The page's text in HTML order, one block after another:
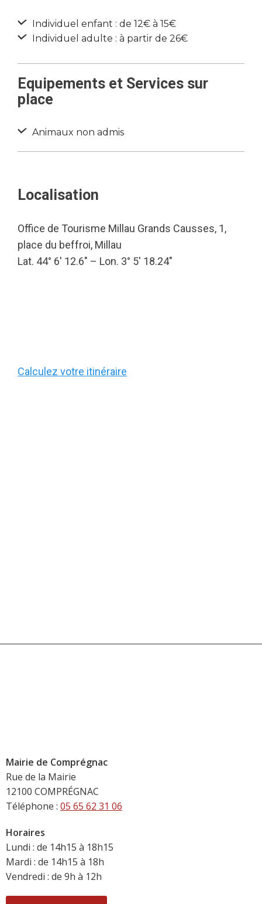
Individuel enfant : de 12€ à 15€
Individuel adulte : à partir de 26€
Equipements et Services sur
place
Animaux non admis
Localisation
Office de Tourisme Millau Grands Causses, 1,
place du beffroi, Millau
Lat. 44° 6′ 12.6″ – Lon. 3° 5′ 18.24″
Calculez votre itinéraire
Mairie de Comprégnac
Rue de la Mairie
12100 COMPRÉGNAC
Téléphone : 05 65 62 31 06
Horaires
Lundi : de 14h15 à 18h15
Mardi : de 14h15 à 18h
Vendredi : de 9h à 12h